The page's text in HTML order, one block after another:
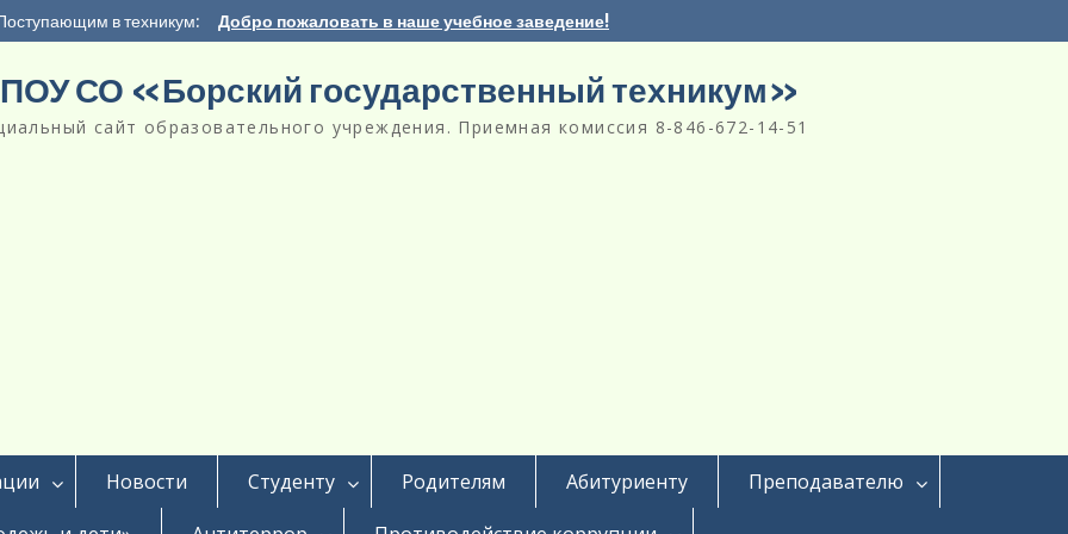
в техникум: Добро пожаловать в наше учебное заведение!
СО «Борский государственный техникум»
сайт образовательного учреждения. Приемная комиссия 8-846-672-14-51
Новости Студенту Родителям Абитуриенту
Преподавателю